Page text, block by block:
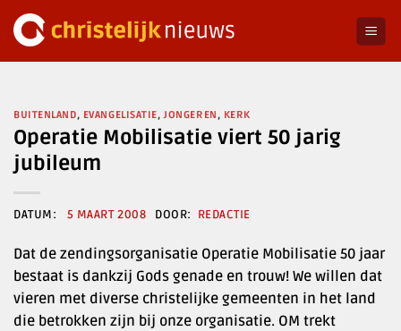
naar
BUITENLAND, EVANGELISATIE,JONGEREN , KERK
Operatie Mobilisatie viert 50 jarig
jubileum
5 MAART 2008 REDACTIE
Dat de zendingsorganisatie Operatie Mobilisatie 50 jaar
bestaat is dankzij Gods genade en trouw! We willen dat
vieren met diverse christelijke gemeenten in het land
die betrokken zijn bij onze organisatie. OM trekt